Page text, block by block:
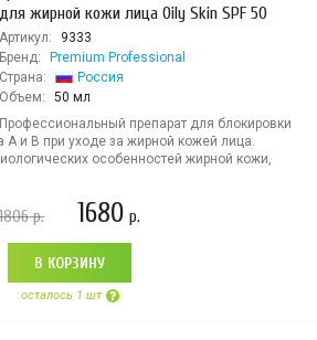
для жирной кожи лица Оily Skin SPF 50
Артикул:
9333
Бренд:
Premium Professional
Страна:
Россия
Объем:
50 мл
Профессиональный препарат для блокировки
А и В при уходе за жирной кожей лица.
особенностей жирной кожи,
1806р. 1680 р.
В КОРЗИНУ
осталось 1 шт